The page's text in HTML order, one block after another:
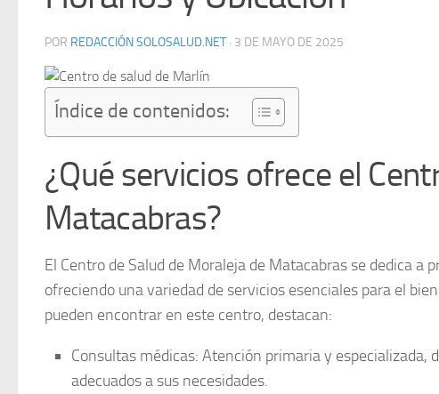
POR REDACCIÓN SOLOSALUD.NET · 3 DE MAYO DE 2025
Índice de contenidos:
¿Qué servicios ofrece el
Matacabras?
El Centro de Salud de Moraleja de Matacabras se dedica a
ofreciendo una variedad de servicios esenciales para el
pueden encontrar en este centro, destacan:
Consultas médicas: Atención primaria y especializada,
adecuados a sus necesidades.